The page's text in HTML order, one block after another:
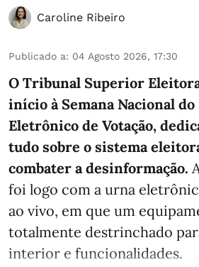
Caroline Ribeiro
Publicado a: 04 Agosto 2026, 17:30
O Tribunal Superior
início à Semana Nacional
Eletrônico de Votação,
tudo sobre o sistema
combater a desinformação.
foi logo com a urna
ao vivo, em que um
totalmente destrinchado
interior e funcionalidades.